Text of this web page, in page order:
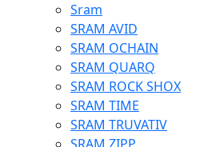
Sram
SRAM AVID
SRAM OCHAIN
SRAM QUARQ
SRAM ROCK SHOX
SRAM TIME
SRAM TRUVATIV